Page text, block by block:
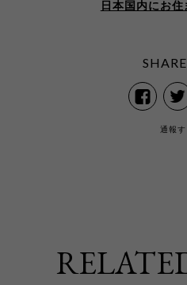
日本国内にお
通報す